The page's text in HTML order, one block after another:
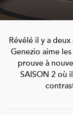
Révélé il y a
Genezio aime
prouve à
SAISON 2 où